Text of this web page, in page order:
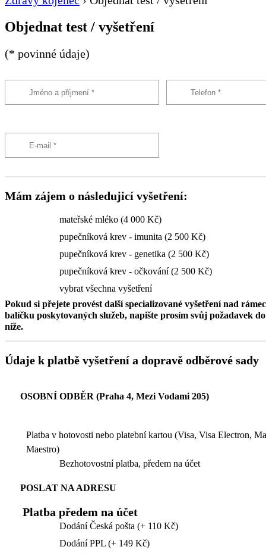
Objednat test / vyšetření
(* povinné údaje)
Mám zájem o následujicí vyšetření:
mateřské mléko (4 000 Kč)
pupečníková krev - imunita (2 500 Kč)
pupečníková krev - genetika (2 500 Kč)
pupečníková krev - očkování (2 500 Kč)
vybrat všechna vyšetření
Pokud si přejete provést další specializované vyšetření nad
balíčku poskytovaných služeb, napište prosím svůj požadavek
níže.
Údaje k platbě vyšetření a dopravě odběrové sady
OSOBNÍ ODBĚR (Praha 4, Mezi Vodami 205)
Platba v hotovosti nebo platební kartou (Visa, Visa Electron,
Maestro)
Bezhotovostní platba, předem na účet
POSLAT NA ADRESU
Platba předem na účet
Dodání Česká pošta (+ 110 Kč)
Dodání PPL (+ 149 Kč)